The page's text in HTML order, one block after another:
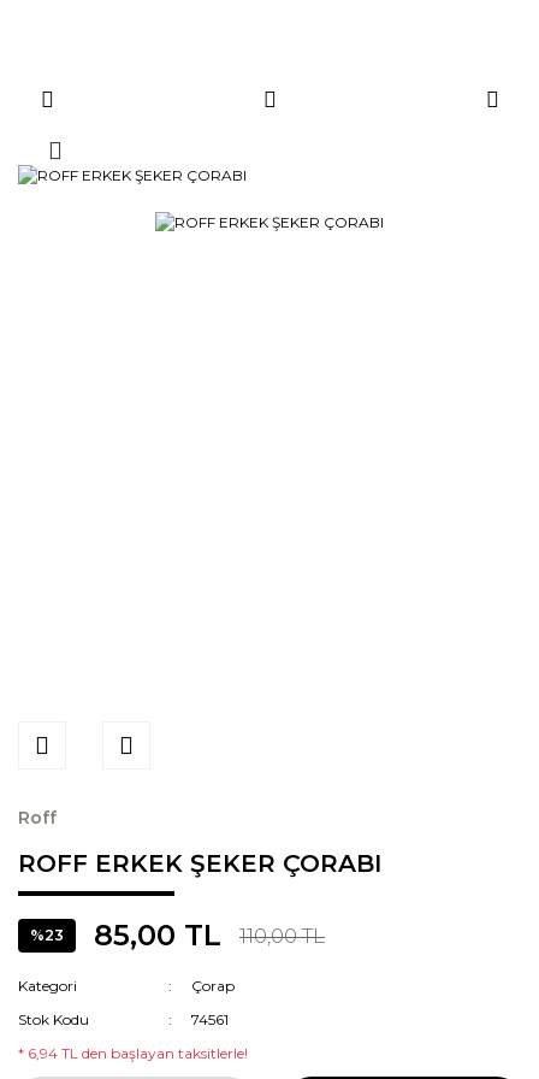
Roff
ROFF ERKEK ŞEKER ÇORABI
%23 85,00 TL 110,00 TL
Kategori
Çorap
Stok Kodu
74561
* 6,94 TL den başlayan taksitlerle!